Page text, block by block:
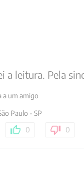
a leitura. Pela
a um amigo
Paulo - SP
0 0